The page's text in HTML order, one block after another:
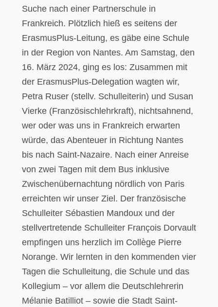
Suche nach einer Partnerschule in
Frankreich. Plötzlich hieß es seitens der
ErasmusPlus-Leitung, es gäbe eine Schule
in der Region von Nantes. Am Samstag, den
16. März 2024, ging es los: Zusammen mit
der ErasmusPlus-Delegation wagten wir,
Petra Ruser (stellv. Schulleiterin) und Susan
Vierke (Französischlehrkraft), nichtsahnend,
wer oder was uns in Frankreich erwarten
würde, das Abenteuer in Richtung Nantes
bis nach Saint-Nazaire. Nach einer Anreise
von zwei Tagen mit dem Bus inklusive
Zwischenübernachtung nördlich von Paris
erreichten wir unser Ziel. Der französische
Schulleiter Sébastien Mandoux und der
stellvertretende Schulleiter François Dorvault
empfingen uns herzlich im Collège Pierre
Norange. Wir lernten in den kommenden vier
Tagen die Schulleitung, die Schule und das
Kollegium – vor allem die Deutschlehrerin
Mélanie Batilliot – sowie die Stadt Saint-